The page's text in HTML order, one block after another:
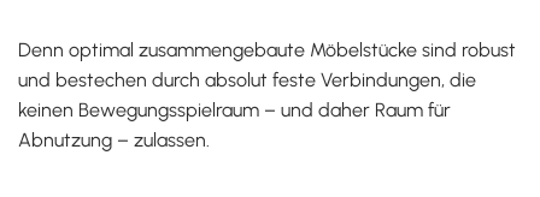
Denn optimal zusammengebaute Möbelstücke sind robust
und bestechen durch absolut feste Verbindungen, die
keinen Bewegungsspielraum – und daher Raum für
Abnutzung – zulassen.